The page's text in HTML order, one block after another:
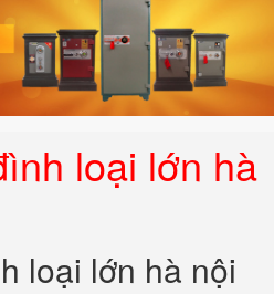
loại lớn hà
loại lớn hà nội